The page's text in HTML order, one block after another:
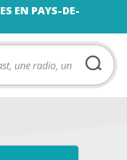
EN PAYS-DE-